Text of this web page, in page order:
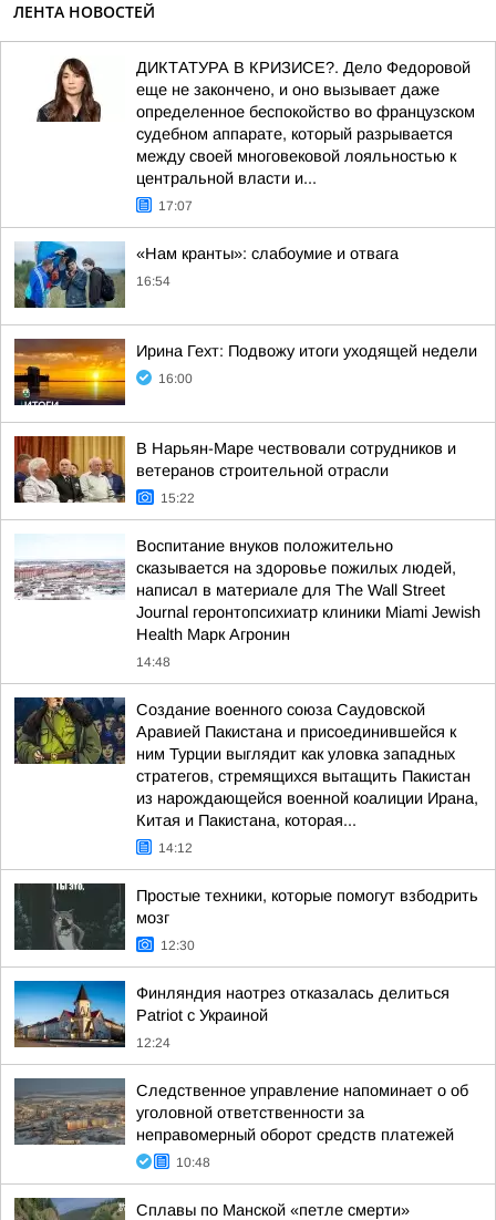
ЛЕНТА НОВОСТЕЙ
ДИКТАТУРА В КРИЗИСЕ?. Дело Федоровой
еще не закончено, и оно вызывает даже
определенное беспокойство во французском
судебном аппарате, который разрывается
между своей многовековой лояльностью к
центральной власти и...
17:07
«Нам кранты»: слабоумие и отвага
16:54
Ирина Гехт: Подвожу итоги уходящей недели
16:00
В Нарьян-Маре чествовали сотрудников и
ветеранов строительной отрасли
15:22
Воспитание внуков положительно
сказывается на здоровье пожилых людей,
написал в материале для The Wall Street
Journal геронтопсихиатр клиники Miami Jewish
Health Марк Агронин
14:48
Создание военного союза Саудовской
Аравией Пакистана и присоединившейся к
ним Турции выглядит как уловка западных
стратегов, стремящихся вытащить Пакистан
из нарождающейся военной коалиции Ирана,
Китая и Пакистана, которая...
14:12
Простые техники, которые помогут взбодрить
мозг
12:30
Финляндия наотрез отказалась делиться
Patriot с Украиной
12:24
Следственное управление напоминает о об
уголовной ответственности за
неправомерный оборот средств платежей
10:48
Сплавы по Манской «петле смерти»